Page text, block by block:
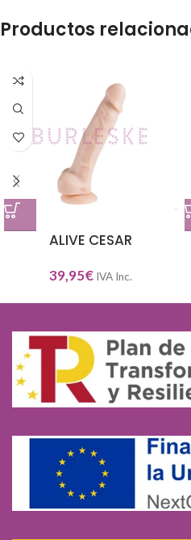
Productos
ALIVE CESAR
39,95€ IVA Inc.